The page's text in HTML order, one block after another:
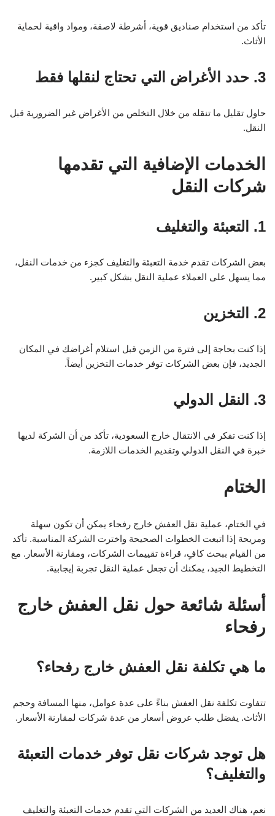
تأكد من استخدام صناديق قوية، أشرطة لاصقة، ومواد واقية لحماية
الأثاث.
3. حدد الأغراض التي تحتاج لنقلها فقط
حاول تقليل ما تنقله من خلال التخلص من الأغراض غير الضرورية قبل
النقل.
الخدمات الإضافية التي تقدمها
شركات النقل
1. التعبئة والتغليف
بعض الشركات تقدم خدمة التعبئة والتغليف كجزء من خدمات النقل،
مما يسهل على العملاء عملية النقل بشكل كبير.
2. التخزين
إذا كنت بحاجة إلى فترة من الزمن قبل استلام أغراضك في المكان
الجديد، فإن بعض الشركات توفر خدمات التخزين أيضاً.
3. النقل الدولي
إذا كنت تفكر في الانتقال خارج السعودية، تأكد من أن الشركة لديها
خبرة في النقل الدولي وتقديم الخدمات اللازمة.
الختام
في الختام، عملية نقل العفش خارج رفحاء يمكن أن تكون سهلة
ومريحة إذا اتبعت الخطوات الصحيحة واخترت الشركة المناسبة. تأكد
من القيام ببحث كافٍ، قراءة تقييمات الشركات، ومقارنة الأسعار. مع
التخطيط الجيد، يمكنك أن تجعل عملية النقل تجربة إيجابية.
أسئلة شائعة حول نقل العفش خارج
رفحاء
ما هي تكلفة نقل العفش خارج رفحاء؟
تتفاوت تكلفة نقل العفش بناءً على عدة عوامل، منها المسافة وحجم
الأثاث. يفضل طلب عروض أسعار من عدة شركات لمقارنة الأسعار.
هل توجد شركات نقل توفر خدمات التعبئة
والتغليف؟
نعم، هناك العديد من الشركات التي تقدم خدمات التعبئة والتغليف